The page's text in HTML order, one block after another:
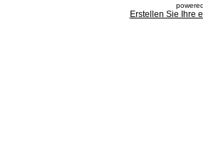
Erstellen Sie Ihre